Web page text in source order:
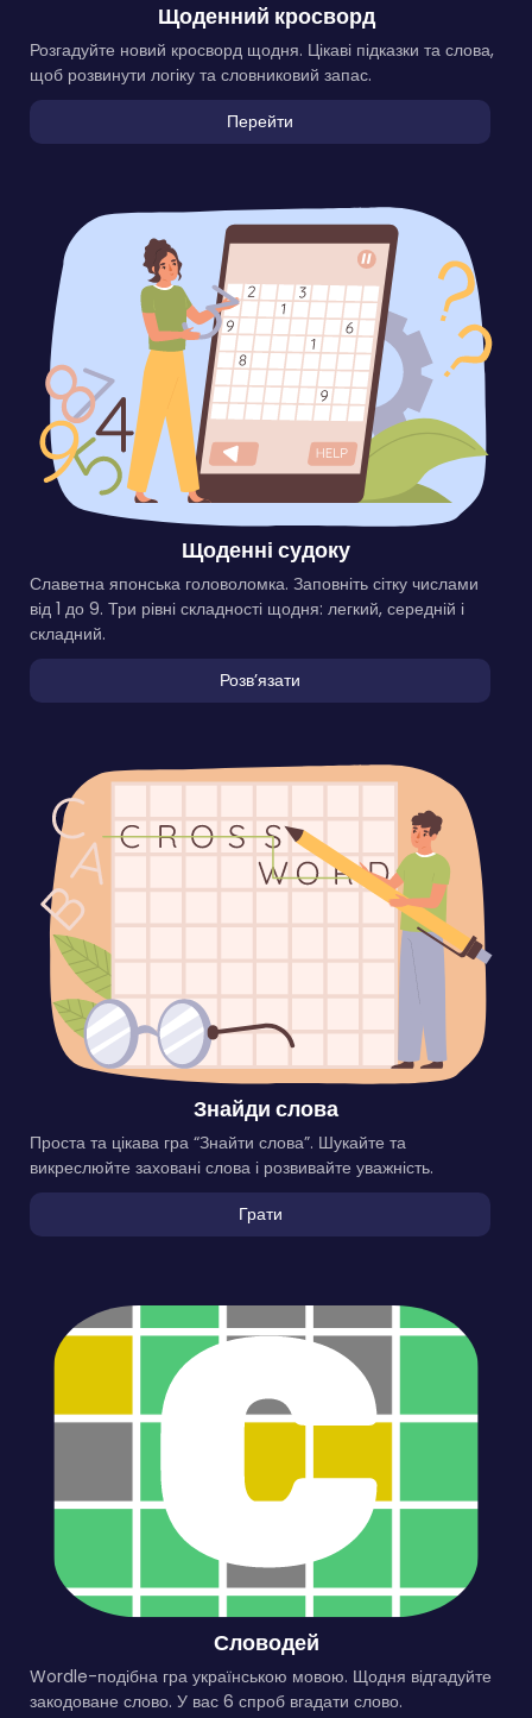
Щоденний кросворд
Розгадуйте новий кросворд щодня. Цікаві підказки та слова,
щоб розвинути логіку та словниковий запас.
Перейти
Щоденні судоку
Славетна японська головоломка. Заповніть сітку числами
від 1 до 9. Три рівні складності щодня: легкий, середній і
складний.
Розвʼязати
Знайди слова
Проста та цікава гра “Знайти слова”. Шукайте та
викреслюйте заховані слова і розвивайте уважність.
Грати
Словодей
Wordle-подібна гра українською мовою. Щодня відгадуйте
закодоване слово. У вас 6 спроб вгадати слово.